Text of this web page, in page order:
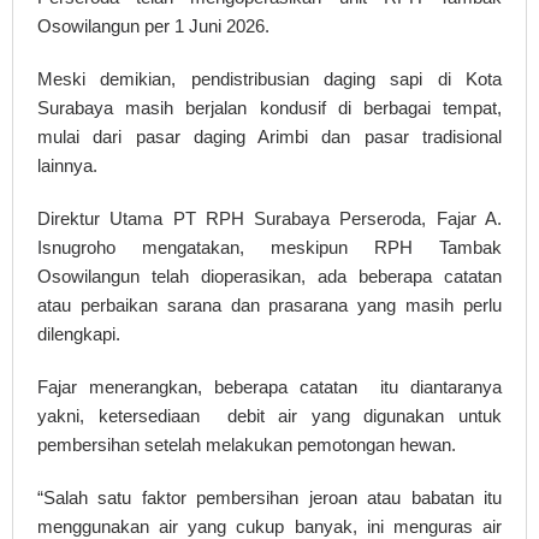
Osowilangun per 1 Juni 2026.
Meski demikian, pendistribusian daging sapi di Kota
Surabaya masih berjalan kondusif di berbagai tempat,
mulai dari pasar daging Arimbi dan pasar tradisional
lainnya.
Direktur Utama PT RPH Surabaya Perseroda, Fajar A.
Isnugroho mengatakan, meskipun RPH Tambak
Osowilangun telah dioperasikan, ada beberapa catatan
atau perbaikan sarana dan prasarana yang masih perlu
dilengkapi.
Fajar menerangkan, beberapa catatan itu diantaranya
yakni, ketersediaan debit air yang digunakan untuk
pembersihan setelah melakukan pemotongan hewan.
“Salah satu faktor pembersihan jeroan atau babatan itu
menggunakan air yang cukup banyak, ini menguras air